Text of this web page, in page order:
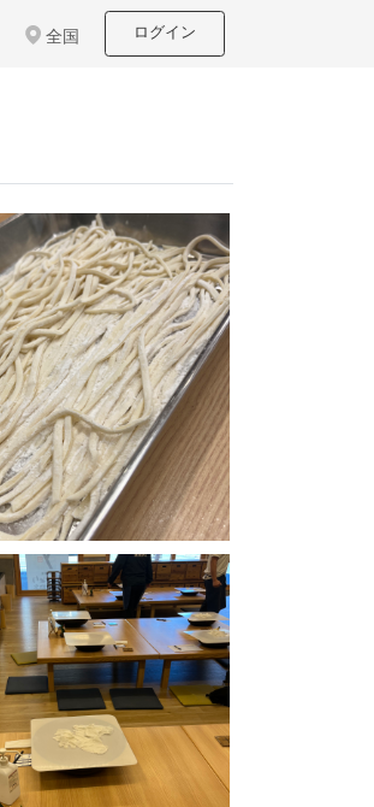
全国 ログイン